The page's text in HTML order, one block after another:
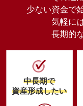
少ない資金で
気軽に
長期的
中長期で
資産形成したい